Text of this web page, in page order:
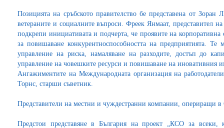
Позицията на сръбското правителство бе представена от Зоран
ветераните и социалните въпроси. Фреек Янмаат, представител
подкрепи инициативата и подчерта, че проявите на
за повишаване конкурентноспособността на предприятията.
управление на риска, намаляване на разходите, достъп до
управление на човешките ресурси и повишаване на иновативния
Ангажиментите на Международната организация на
Торнс, старши съветник.
Представители на местни и чуждестранни компании, опериращи
Предстои представяне в България на проект „КСО за